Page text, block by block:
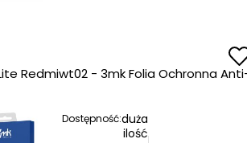
Redmiwt02 - 3mk Folia Ochronna
Dostępność:duża
ilość